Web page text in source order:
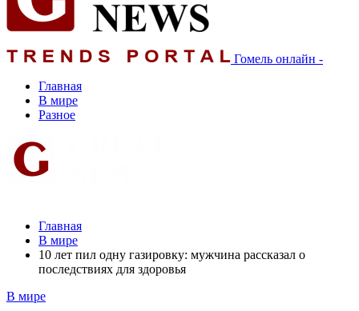
Гомель онлайн -
Главная
В мире
Разное
Главная
В мире
10 лет пил одну газировку: мужчина рассказал о
последствиях для здоровья
В мире